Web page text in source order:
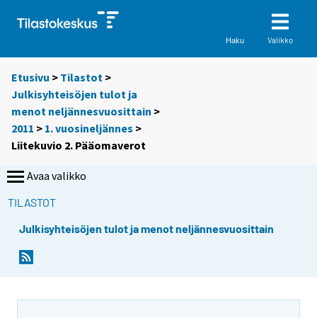
Haku Valikko
Etusivu > Tilastot >
Julkisyhteisöjen tulot ja
menot neljännesvuosittain >
2011 > 1. vuosineljännes >
Liitekuvio 2. Pääomaverot
Avaa valikko
TILASTOT
Julkisyhteisöjen tulot ja menot neljännesvuosittain